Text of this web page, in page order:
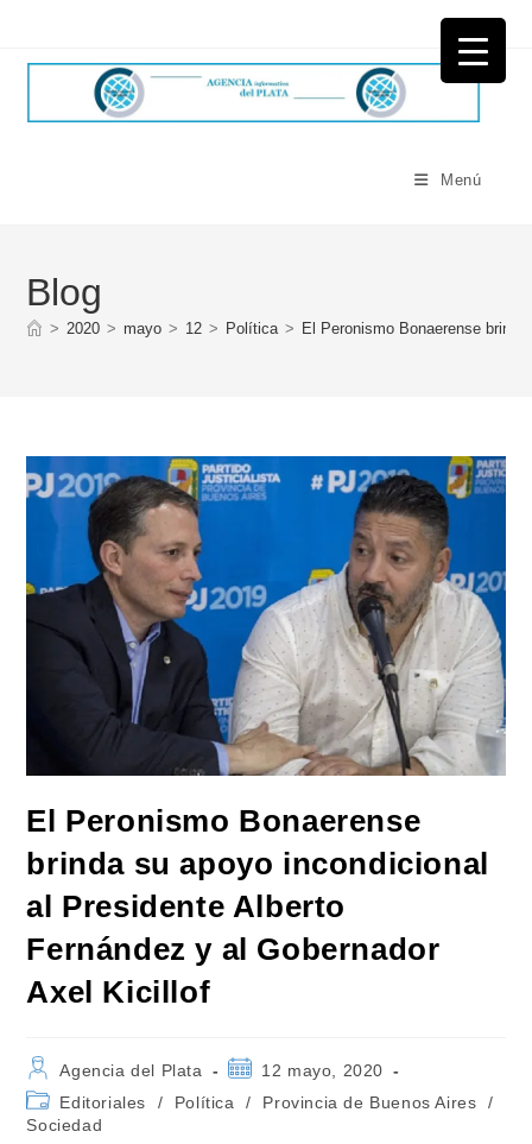
Menú
Blog
> 2020 > mayo > 12 > Política > El Peronismo Bonaerense
El Peronismo Bonaerense
brinda su apoyo incondicional
al Presidente Alberto
Fernández y al Gobernador
Axel Kicillof
Autor
de
la
entrada:
Agencia del Plata
Publicación
la
12 mayo, 2020
Categoría
de
Editoriales / Política / Provincia de Buenos Aires
/
Sociedad